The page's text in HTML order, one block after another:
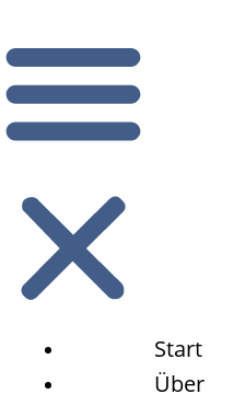
Start
Über